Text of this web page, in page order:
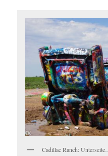
Cadillac Ranch: Unterseite…